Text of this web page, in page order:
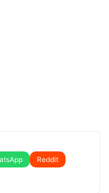
Reddit